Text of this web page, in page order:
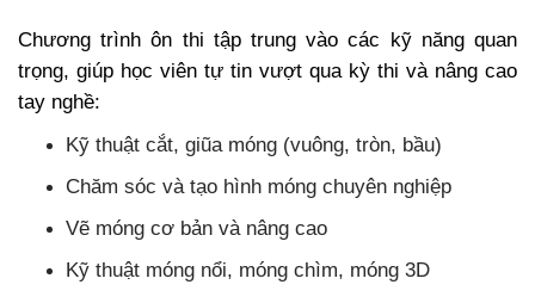
Chương trình ôn thi tập trung vào các kỹ năng quan
trọng, giúp học viên tự tin vượt qua kỳ thi và nâng cao
tay nghề:
Kỹ thuật cắt, giũa móng (vuông, tròn, bầu)
Chăm sóc và tạo hình móng chuyên nghiệp
Vẽ móng cơ bản và nâng cao
Kỹ thuật móng nổi, móng chìm, móng 3D